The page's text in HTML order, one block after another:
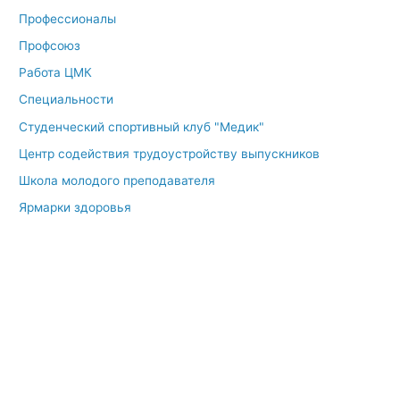
Профессионалы
Профсоюз
Работа ЦМК
Специальности
Студенческий спортивный клуб "Медик"
Центр содействия трудоустройству выпускников
Школа молодого преподавателя
Ярмарки здоровья